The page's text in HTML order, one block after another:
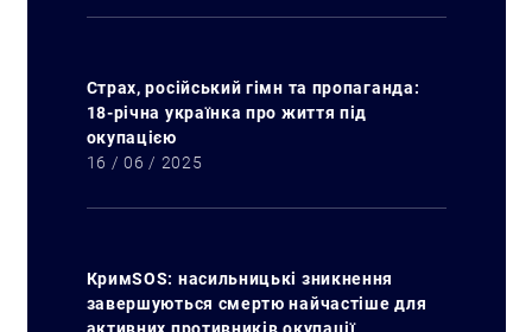
Страх, російський гімн та пропаганда:
18-річна українка про життя під
окупацією
16 / 06 / 2025
КримSOS: насильницькі зникнення
завершуються смертю найчастіше для